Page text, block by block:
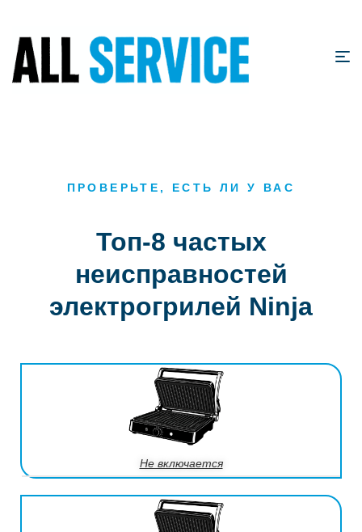
ПРОВЕРЬТЕ, ЕСТЬ ЛИ У ВАС
Топ-8 частых
неисправностей
электрогрилей Ninja
Не включается